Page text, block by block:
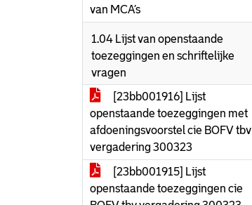
van MCA’s
1.04 Lijst van openstaande
toezeggingen en schriftelijke
vragen
[23bb001916] Lijst
openstaande toezeggingen met
afdoeningsvoorstel cie BOFV tbv
vergadering 300323
[23bb001915] Lijst
openstaande toezeggingen cie